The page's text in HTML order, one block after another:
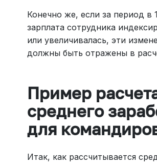
Конечно же, если за период в
зарплата сотрудника
или увеличивалась, эти
должны быть отражены в
Пример
среднего
для
Итак, как рассчитывается